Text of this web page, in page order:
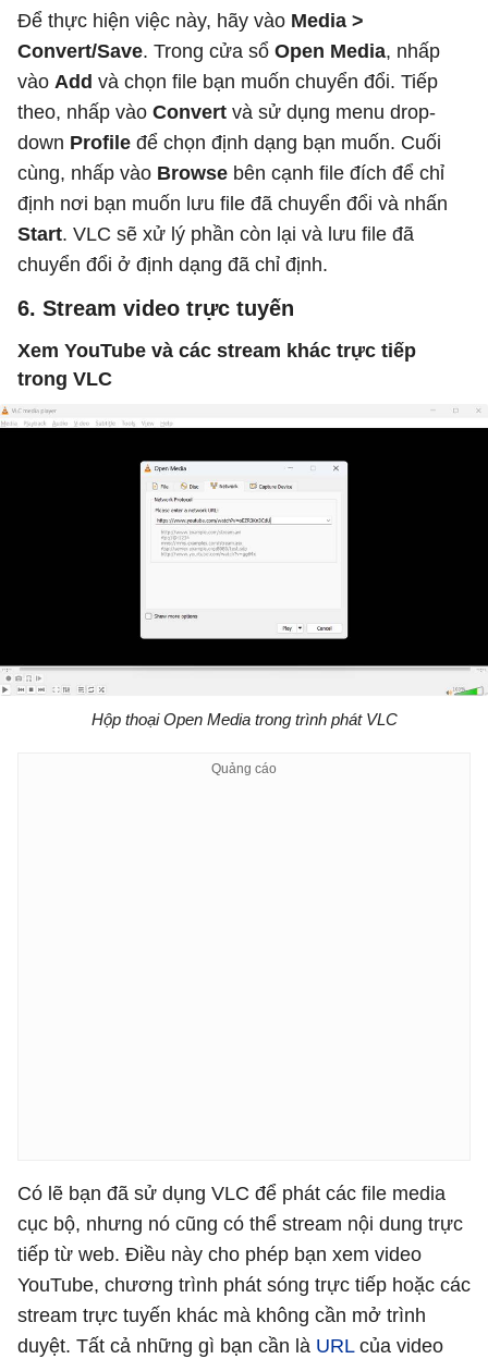
Để thực hiện việc này, hãy vào Media >
Convert/Save. Trong cửa sổ Open Media, nhấp
vào Add và chọn file bạn muốn chuyển đổi. Tiếp
theo, nhấp vào Convert và sử dụng menu drop-
down Profile để chọn định dạng bạn muốn. Cuối
cùng, nhấp vào Browse bên cạnh file đích để chỉ
định nơi bạn muốn lưu file đã chuyển đổi và nhấn
Start. VLC sẽ xử lý phần còn lại và lưu file đã
chuyển đổi ở định dạng đã chỉ định.
6. Stream video trực tuyến
Xem YouTube và các stream khác trực tiếp
trong VLC
Hộp thoại Open Media trong trình phát VLC
Có lẽ bạn đã sử dụng VLC để phát các file media
cục bộ, nhưng nó cũng có thể stream nội dung trực
tiếp từ web. Điều này cho phép bạn xem video
YouTube, chương trình phát sóng trực tiếp hoặc các
stream trực tuyến khác mà không cần mở trình
duyệt. Tất cả những gì bạn cần là URLcủa video